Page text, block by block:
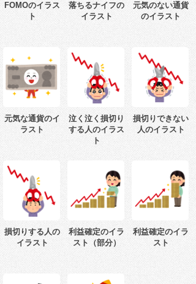
FOMOのイラス
ト
落ちるナイフの
イラスト
元気のない通貨
のイラスト
元気な通貨のイ
ラスト
泣く泣く損切り
する人のイラス
ト
損切りできない
人のイラスト
損切りする人の
イラスト
利益確定のイラ
スト（部分）
利益確定のイラ
スト